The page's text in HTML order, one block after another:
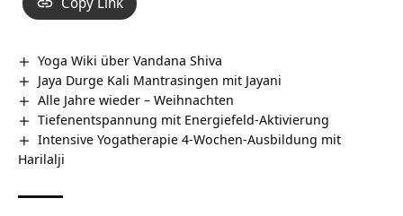
Yoga Wiki über Vandana Shiva
Jaya Durge Kali Mantrasingen mit Jayani
Alle Jahre wieder – Weihnachten
Tiefenentspannung mit Energiefeld-Aktivierung
Intensive Yogatherapie 4-Wochen-Ausbildung mit
Harilalji